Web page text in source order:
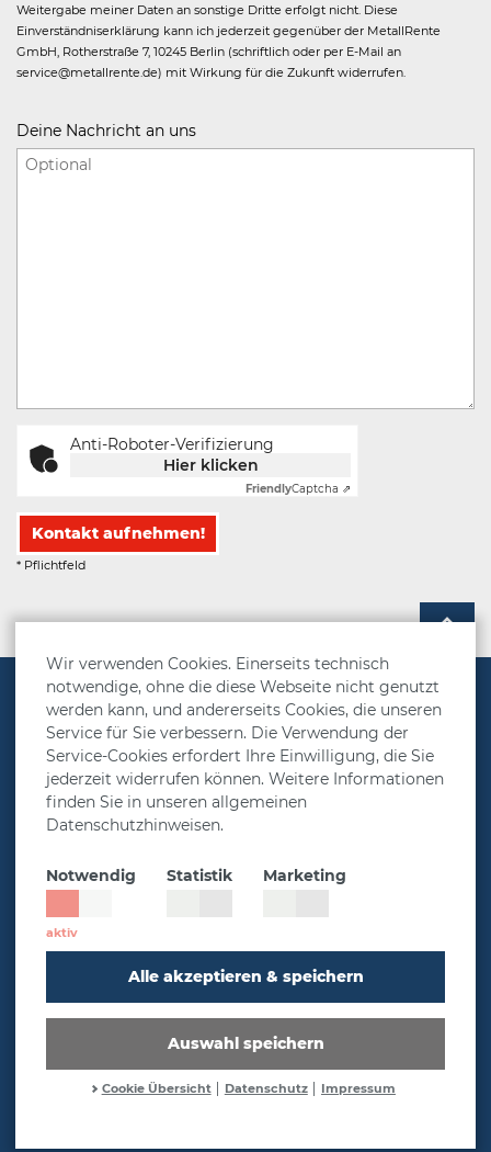
Wir verwenden Cookies. Einerseits technisch
notwendige, ohne die diese Webseite nicht genutzt
werden kann, und andererseits Cookies, die unseren
Service für Sie verbessern. Die Verwendung der
Service-Cookies erfordert Ihre Einwilligung, die Sie
jederzeit widerrufen können. Weitere Informationen
finden Sie in unseren allgemeinen
Datenschutzhinweisen.
Notwendig Statistik Marketing
Alle akzeptieren & speichern
Auswahl speichern
Cookie Übersicht Datenschutz Impressum
Weitergabe meiner Daten an sonstige Dritte erfolgt nicht. Diese
Einverständniserklärung kann ich jederzeit gegenüber der MetallRente
GmbH, Rotherstraße 7, 10245 Berlin (schriftlich oder per E-Mail an
service@metallrente.de) mit Wirkung für die Zukunft widerrufen.
Deine Nachricht an uns
Anti-Roboter-Verifizierung
Hier klicken
FriendlyCaptcha ⇗
Kontakt aufnehmen!
* Pflichtfeld
Vorsorgelösungen
Rechner
Über MetallRente
Presse & Aktuelles
Datenschutz
Cookie-Einstellungen